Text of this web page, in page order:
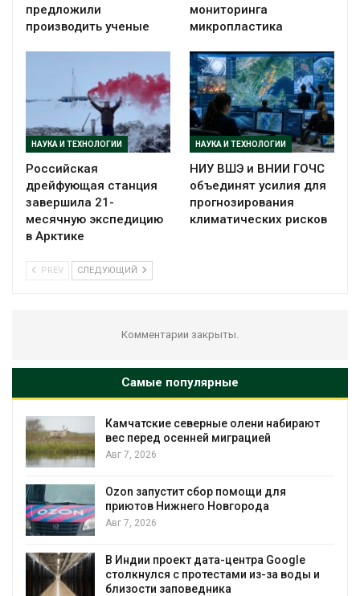
предложили
производить ученые
мониторинга
микропластика
НАУКА И ТЕХНОЛОГИИ
Российская
дрейфующая станция
завершила 21-
месячную экспедицию
в Арктике
НАУКА И ТЕХНОЛОГИИ
НИУ ВШЭ и ВНИИ ГОЧС
объединят усилия для
прогнозирования
климатических рисков
PREV СЛЕДУЮЩИЙ
Комментарии закрыты.
Самые популярные
Камчатские северные олени набирают
вес перед осенней миграцией
Авг 7, 2026
Ozon запустит сбор помощи для
приютов Нижнего Новгорода
Авг 7, 2026
В Индии проект дата-центра Google
столкнулся с протестами из-за воды и
близости заповедника